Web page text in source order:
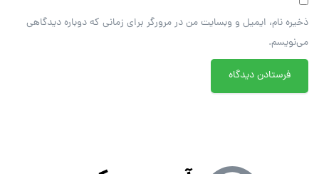
ذخیره نام، ایمیل و وبسایت من در مرورگر برای زمانی که دوباره دیدگاهی
می‌نویسم.